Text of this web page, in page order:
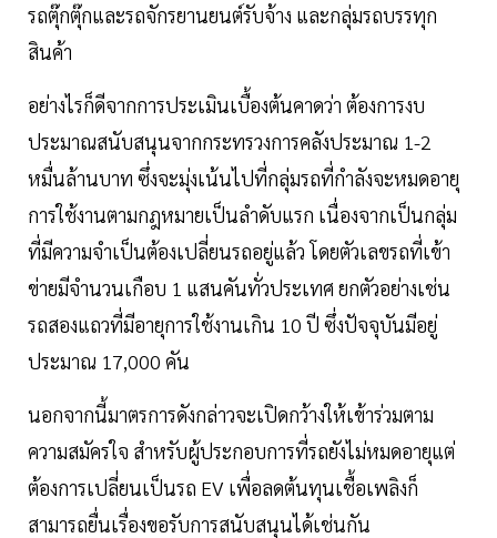
รถตุ๊กตุ๊กและรถจักรยานยนต์รับจ้าง และกลุ่มรถบรรทุก
สินค้า
อย่างไรก็ดีจากการประเมินเบื้องต้นคาดว่า ต้องการงบ
ประมาณสนับสนุนจากกระทรวงการคลังประมาณ 1-2
หมื่นล้านบาท ซึ่งจะมุ่งเน้นไปที่กลุ่มรถที่กำลังจะหมดอายุ
การใช้งานตามกฎหมายเป็นลำดับแรก เนื่องจากเป็นกลุ่ม
ที่มีความจำเป็นต้องเปลี่ยนรถอยู่แล้ว โดยตัวเลขรถที่เข้า
ข่ายมีจำนวนเกือบ 1 แสนคันทั่วประเทศ ยกตัวอย่างเช่น
รถสองแถวที่มีอายุการใช้งานเกิน 10 ปี ซึ่งปัจจุบันมีอยู่
ประมาณ 17,000 คัน
นอกจากนี้มาตรการดังกล่าวจะเปิดกว้างให้เข้าร่วมตาม
ความสมัครใจ สำหรับผู้ประกอบการที่รถยังไม่หมดอายุแต่
ต้องการเปลี่ยนเป็นรถ EV เพื่อลดต้นทุนเชื้อเพลิงก็
สามารถยื่นเรื่องขอรับการสนับสนุนได้เช่นกัน